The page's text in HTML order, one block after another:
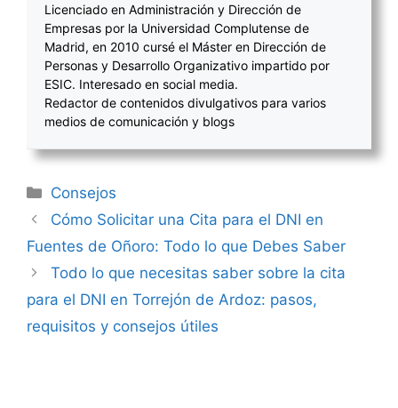
Licenciado en Administración y Dirección de
Empresas por la Universidad Complutense de
Madrid, en 2010 cursé el Máster en Dirección de
Personas y Desarrollo Organizativo impartido por
ESIC. Interesado en social media.
Redactor de contenidos divulgativos para varios
medios de comunicación y blogs
Categorías
Consejos
Navegación
de
Cómo Solicitar una Cita para el DNI en
Fuentes de Oñoro: Todo lo que Debes Saber
Todo lo que necesitas saber sobre la cita
para el DNI en Torrejón de Ardoz: pasos,
requisitos y consejos útiles